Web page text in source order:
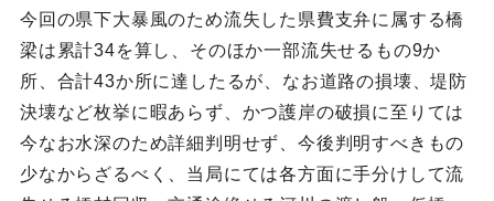
今回の県下大暴風のため流失した県費支弁に属する橋
梁は累計34を算し、そのほか一部流失せるもの9か
所、合計43か所に達したるが、なお道路の損壊、堤防
決壊など枚挙に暇あらず、かつ護岸の破損に至りては
今なお水深のため詳細判明せず、今後判明すべきもの
少なからざるべく、当局にては各方面に手分けして流